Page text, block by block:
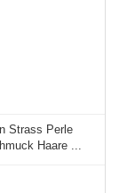
Strass Perle
Haare ...